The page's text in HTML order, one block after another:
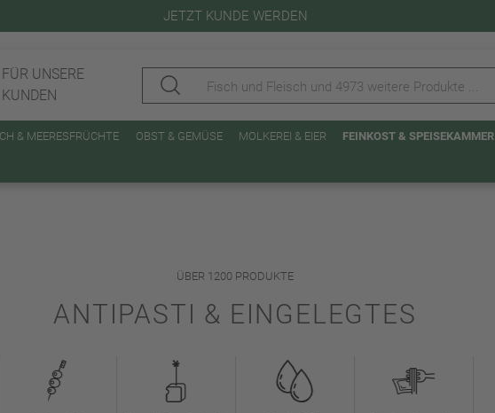
JETZT KUNDE WERDEN
FÜR UNSERE
KUNDEN
& MEERESFRÜCHTE OBST & GEMÜSE MOLKEREI & EIER FEINKOST & SPEISEKAMMER
ÜBER 1200 PRODUKTE
ANTIPASTI & EINGELEGTES